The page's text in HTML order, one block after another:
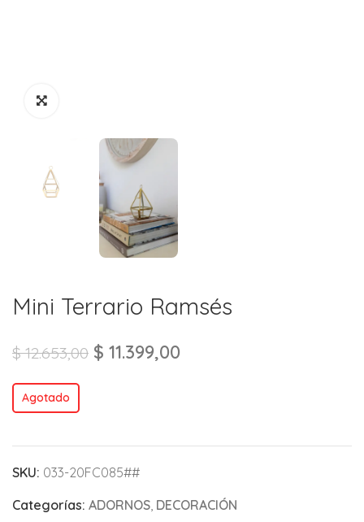
Mini Terrario Ramsés
$12.653,00 $ 11.399,00
Agotado
SKU: 033-20FC085##
Categorías: ADORNOS DECORACIÓN